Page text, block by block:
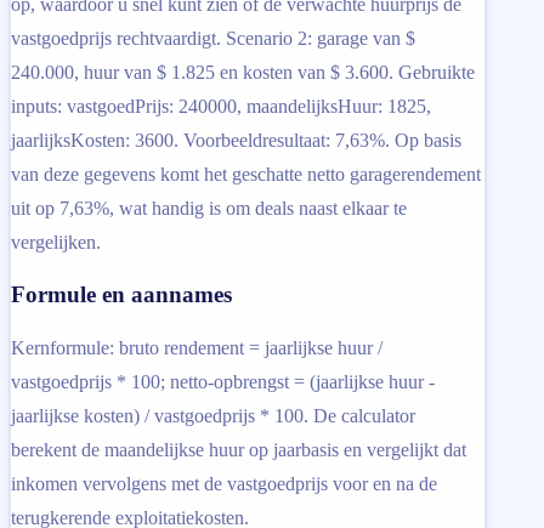
vastgoedprijs rechtvaardigt. Scenario 2: garage van $
240.000, huur van $ 1.825 en kosten van $ 3.600. Gebruikte
inputs: vastgoedPrijs: 240000, maandelijksHuur: 1825,
jaarlijksKosten: 3600. Voorbeeldresultaat: 7,63%. Op basis
van deze gegevens komt het geschatte netto garagerendement
uit op 7,63%, wat handig is om deals naast elkaar te
vergelijken.
Formule en aannames
Kernformule: bruto rendement = jaarlijkse huur /
vastgoedprijs * 100; netto-opbrengst = (jaarlijkse huur -
jaarlijkse kosten) / vastgoedprijs * 100. De calculator
berekent de maandelijkse huur op jaarbasis en vergelijkt dat
inkomen vervolgens met de vastgoedprijs voor en na de
terugkerende exploitatiekosten.